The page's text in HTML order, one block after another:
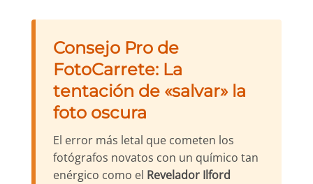
Consejo Pro de
FotoCarrete: La
tentación de «salvar» la
foto oscura
El error más letal que cometen los
fotógrafos novatos con un químico tan
enérgico como el Revelador Ilford